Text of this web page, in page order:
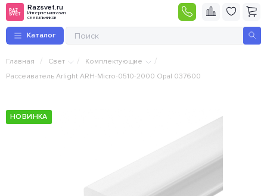
Razsvet.ru
Интернет-магазин
светильников
Каталог
Главная / Свет / Комплектующие /
Рассеиватель Arlight ARH-Micro-0510-2000 Opal 037600
НОВИНКА